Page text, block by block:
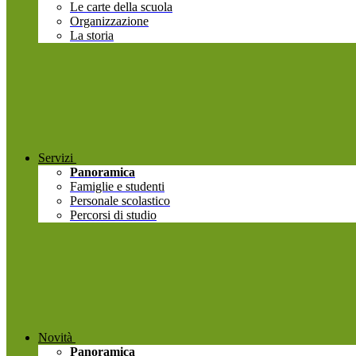
Le carte della scuola
Organizzazione
La storia
Servizi
Panoramica
Famiglie e studenti
Personale scolastico
Percorsi di studio
Novità
Panoramica